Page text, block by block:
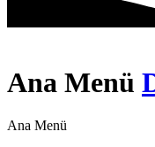
Ana Menü
Ana Menü